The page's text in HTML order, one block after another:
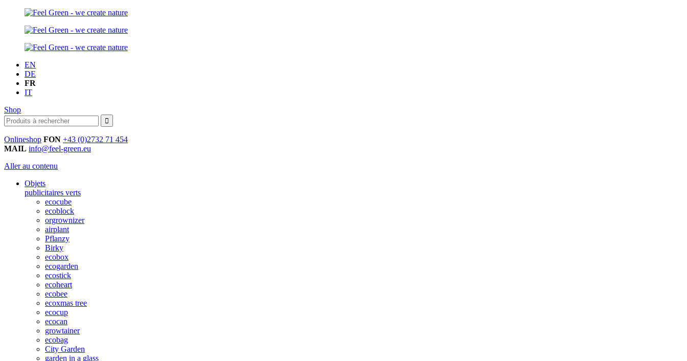
EN
DE
FR
IT
Shop
Onlineshop FON +43 (0)2732 71 454
MAIL info@feel-green.eu
Aller au contenu
Objets
publicitaires verts
ecocube
ecoblock
orgrownizer
airplant
Pflanzy
Birky
ecobox
ecogarden
ecostick
ecoheart
ecobee
ecoxmas tree
ecocup
ecocan
growtainer
ecobag
City Garden
garden in a glass